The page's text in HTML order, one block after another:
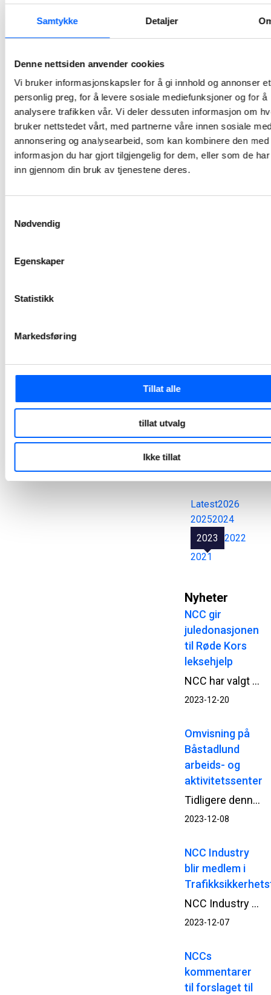
Samtykke Detaljer
Denne nettsiden anvender cookies
Vi bruker informasjonskapsler for å gi innhold og annonser et
personlig preg, for å levere sosiale mediefunksjoner og for å
analysere trafikken vår. Vi deler dessuten informasjon om
bruker nettstedet vårt, med partnerne våre innen sosiale
annonsering og analysearbeid, som kan kombinere den med
informasjon du har gjort tilgjengelig for dem, eller som de
inn gjennom din bruk av tjenestene deres.
Nødvendig
Egenskaper
Statistikk
Markedsføring
Tillat alle
tillat utvalg
Ikke tillat
Tre av åtte jernbanestasjoner som NCC oppgraderer i Oslo-regionen på oppdrag fra Bane NOR, er denne uken overlevert og satt i drift. Stasjonene skal blant annet tilpasses nye togsett, og Haugenstua, Strømmen og Fjellhamar er først ut.
Day: Vi jobber
sikkert eller
ikke i det hele
tatt
I morgen arrangeres Awareness Day på alle NCCs nordiske arbeidsplasser. Årets tema understreker den kritiske betydningen av å gjenkjenne og adressere risikoatferd som kan føre til utrygge og usunne arbeidsmiljøer: “Jeg går aldri på akkord med sikkerhet – jeg jobber sikkert eller ikke i det hele tatt”.
pressemeldinger
Søk
Latest2026
20252024
2023
2022
2021
Nyheter
NCC gir
juledonasjonen
til Røde Kors
leksehjelp
NCC har valgt å gi årets juledonasjon til organisasjoner som tilbyr leksehjelp. I Norge går donasjonen til Røde Kors.
2023-12-20
Omvisning på
Båstadlund
arbeids- og
aktivitetssenter
Tidligere denne uken fikk brukerne av Båstadlund arbeids- og aktivitetssenter i Halden besøke det nye bygget som skal stå klart neste år. Med verneutstyr på plass fikk brukerne en gjennomgang i bygget, med forklaring på hvor de ulike rommene skulle være og hvordan det nye senteret vil bli.
2023-12-08
NCC Industry
blir medlem i
NCC Industry blir medlem i Trafikksikkerhetsforeningen og skal bidra i organisasjonens arbeid med å styrke sikkerheten i forbindelse med veiarbeid.
2023-12-07
NCCs
kommentarer
til forslaget til